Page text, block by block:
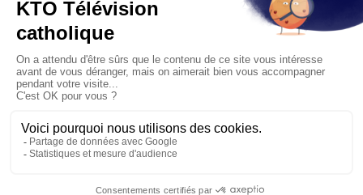
TROIS QUESTIONS À ...
L’encyclique du Pape sur le Sacré-Coeur de
Jésus :"Dilexit nos" (Il nous a aimés)
24/10/2024
"Dilexit nos" (« Il nous a aimés ») : c’est ainsi que le pape